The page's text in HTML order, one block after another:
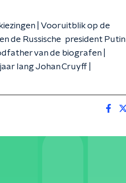
| Vooruitblik op de
de Russische president Putin |
van de biografen |
lang Johan Cruyff |